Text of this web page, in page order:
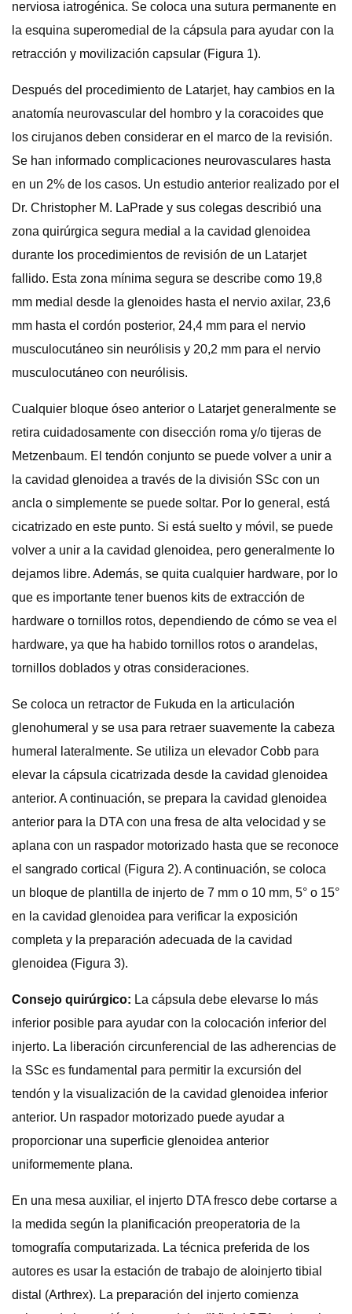
nerviosa iatrogénica. Se coloca una sutura permanente en
la esquina superomedial de la cápsula para ayudar con la
retracción y movilización capsular (Figura 1).
Después del procedimiento de Latarjet, hay cambios en la
anatomía neurovascular del hombro y la coracoides que
los cirujanos deben considerar en el marco de la revisión.
Se han informado complicaciones neurovasculares hasta
en un 2% de los casos. Un estudio anterior realizado por el
Dr. Christopher M. LaPrade y sus colegas describió una
zona quirúrgica segura medial a la cavidad glenoidea
durante los procedimientos de revisión de un Latarjet
fallido. Esta zona mínima segura se describe como 19,8
mm medial desde la glenoides hasta el nervio axilar, 23,6
mm hasta el cordón posterior, 24,4 mm para el nervio
musculocutáneo sin neurólisis y 20,2 mm para el nervio
musculocutáneo con neurólisis.
Cualquier bloque óseo anterior o Latarjet generalmente se
retira cuidadosamente con disección roma y/o tijeras de
Metzenbaum. El tendón conjunto se puede volver a unir a
la cavidad glenoidea a través de la división SSc con un
ancla o simplemente se puede soltar. Por lo general, está
cicatrizado en este punto. Si está suelto y móvil, se puede
volver a unir a la cavidad glenoidea, pero generalmente lo
dejamos libre. Además, se quita cualquier hardware, por lo
que es importante tener buenos kits de extracción de
hardware o tornillos rotos, dependiendo de cómo se vea el
hardware, ya que ha habido tornillos rotos o arandelas,
tornillos doblados y otras consideraciones.
Se coloca un retractor de Fukuda en la articulación
glenohumeral y se usa para retraer suavemente la cabeza
humeral lateralmente. Se utiliza un elevador Cobb para
elevar la cápsula cicatrizada desde la cavidad glenoidea
anterior. A continuación, se prepara la cavidad glenoidea
anterior para la DTA con una fresa de alta velocidad y se
aplana con un raspador motorizado hasta que se reconoce
el sangrado cortical (Figura 2). A continuación, se coloca
un bloque de plantilla de injerto de 7 mm o 10 mm, 5° o 15°
en la cavidad glenoidea para verificar la exposición
completa y la preparación adecuada de la cavidad
glenoidea (Figura 3).
Consejo quirúrgico: La cápsula debe elevarse lo más
inferior posible para ayudar con la colocación inferior del
injerto. La liberación circunferencial de las adherencias de
la SSc es fundamental para permitir la excursión del
tendón y la visualización de la cavidad glenoidea inferior
anterior. Un raspador motorizado puede ayudar a
proporcionar una superficie glenoidea anterior
uniformemente plana.
En una mesa auxiliar, el injerto DTA fresco debe cortarse a
la medida según la planificación preoperatoria de la
tomografía computarizada. La técnica preferida de los
autores es usar la estación de trabajo de aloinjerto tibial
distal (Arthrex). La preparación del injerto comienza